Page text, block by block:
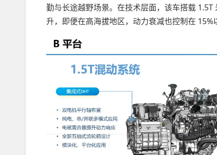
勤与长途越野场景。在技术层面，该车搭载
升，即便在高海拔地区，动力衰减也控制在 15%